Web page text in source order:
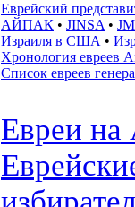
Еврейский
АЙПАК • JINSA •
Израиля в США •
Хронология евреев
Список евреев
Евреи на